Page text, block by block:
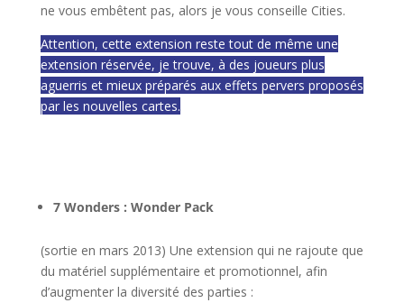
ne vous embêtent pas, alors je vous conseille Cities.
Attention, cette extension reste tout de même une
extension réservée, je trouve, à des joueurs plus
aguerris et mieux préparés aux effets pervers proposés
par les nouvelles cartes.
7 Wonders : Wonder Pack
(sortie en mars 2013) Une extension qui ne rajoute que
du matériel supplémentaire et promotionnel, afin
d’augmenter la diversité des parties :